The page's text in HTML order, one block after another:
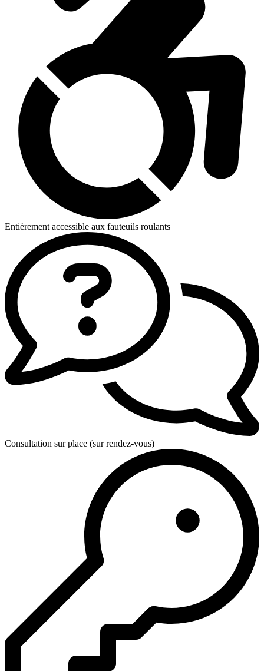
Entièrement accessible aux fauteuils roulants
Consultation sur place (sur rendez-vous)